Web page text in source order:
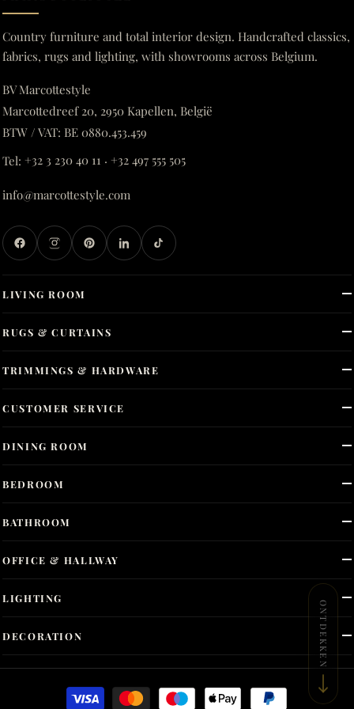
Country furniture and total interior design. Handcrafted classics,
fabrics, rugs and lighting, with showrooms across Belgium.
BV Marcottestyle
Marcottedreef 20, 2950 Kapellen, België
BTW / VAT: BE 0880.453.459
Tel: +32 3 230 40 11 · +32 497 555 505
info@marcottestyle.com
LIVING ROOM
DINING ROOM
BEDROOM
BATHROOM
OFFICE & HALLWAY
LIGHTING
DECORATION
RUGS & CURTAINS
TRIMMINGS & HARDWARE
CUSTOMER SERVICE
ONTDEKKEN